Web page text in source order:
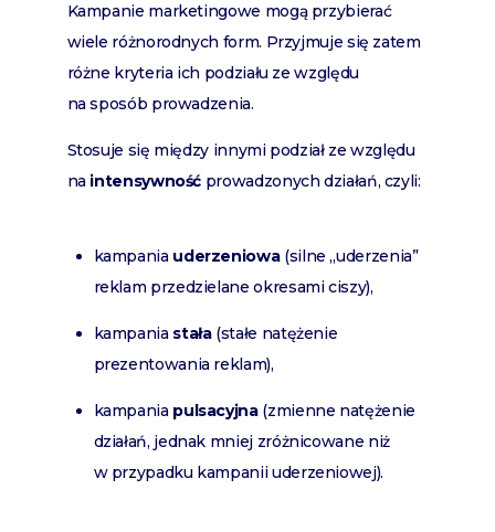
Kampanie marketingowe mogą przybierać
wiele różnorodnych form. Przyjmuje się zatem
różne kryteria ich podziału ze względu
na sposób prowadzenia.
Stosuje się między innymi podział ze względu
na intensywność prowadzonych działań, czyli:
kampania uderzeniowa(silne „uderzenia”
reklam przedzielane okresami ciszy),
kampania stała(stałe natężenie
prezentowania reklam),
kampania pulsacyjna(zmienne natężenie
działań, jednak mniej zróżnicowane niż
w przypadku kampanii uderzeniowej).